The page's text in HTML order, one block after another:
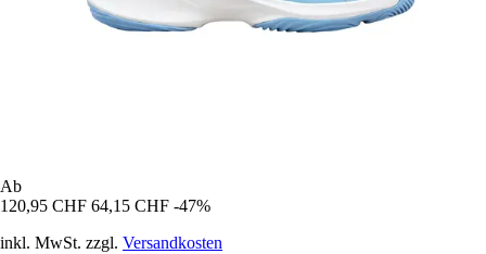
Ab
120,95 CHF 64,15 CHF -47%
inkl. MwSt. zzgl. Versandkosten